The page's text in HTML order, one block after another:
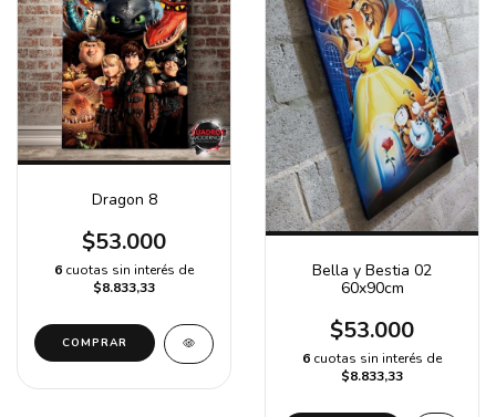
Dragon 8
$53.000
6 cuotas sin interés de
$8.833,33
Bella y Bestia 02
60x90cm
$53.000
6 cuotas sin interés de
$8.833,33